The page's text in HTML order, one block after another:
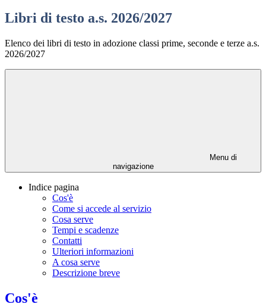
Libri di testo a.s. 2026/2027
Elenco dei libri di testo in adozione classi prime, seconde e terze a.s.
2026/2027
Menu di
navigazione
Indice pagina
Cos'è
Come si accede al servizio
Cosa serve
Tempi e scadenze
Contatti
Ulteriori informazioni
A cosa serve
Descrizione breve
Cos'è